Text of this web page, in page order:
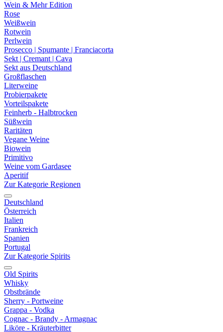
Wein & Mehr Edition
Rose
Weißwein
Rotwein
Perlwein
Prosecco | Spumante | Franciacorta
Sekt | Cremant | Cava
Sekt aus Deutschland
Großflaschen
Literweine
Probierpakete
Vorteilspakete
Feinherb - Halbtrocken
Süßwein
Raritäten
Vegane Weine
Biowein
Primitivo
Weine vom Gardasee
Aperitif
Zur Kategorie Regionen
Deutschland
Österreich
Italien
Frankreich
Spanien
Portugal
Zur Kategorie Spirits
Old Spirits
Whisky
Obstbrände
Sherry - Portweine
Grappa - Vodka
Cognac - Brandy - Armagnac
Liköre - Kräuterbitter